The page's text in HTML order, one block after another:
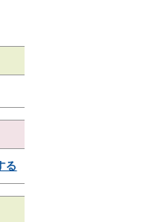
る